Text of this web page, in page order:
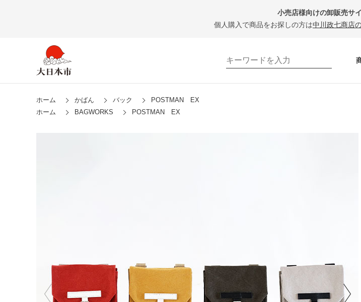
小売店様向けの卸販売サイ
個人購入で商品をお探しの方は中川政七商店
ホーム かばん バック
POSTMAN EX
ホーム
BAGWORKS POSTMAN EX